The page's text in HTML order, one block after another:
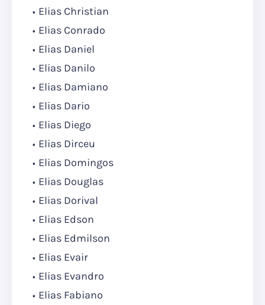
Elias Christian
Elias Conrado
Elias Daniel
Elias Danilo
Elias Damiano
Elias Dario
Elias Diego
Elias Dirceu
Elias Domingos
Elias Douglas
Elias Dorival
Elias Edson
Elias Edmilson
Elias Evair
Elias Evandro
Elias Fabiano